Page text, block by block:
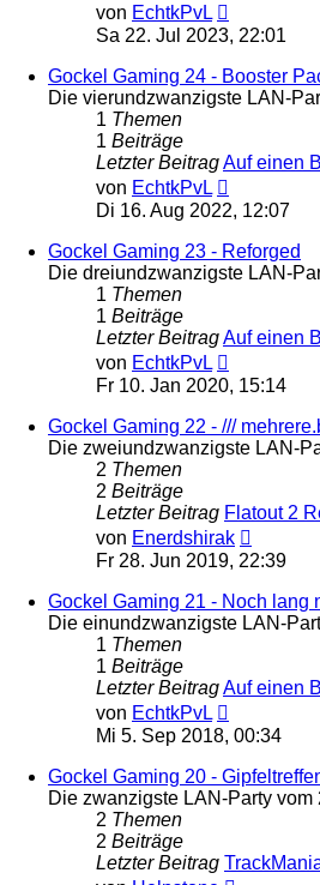
von EchtkPvL
Beitrag
Sa 22. Jul 2023, 22:01
Gockel Gaming 24 - Booster
Die vierundzwanzigste LAN-
1 Themen
1 Beiträge
Letzter BeitragAuf einen
von EchtkPvL
Beitrag
Di 16. Aug 2022, 12:07
Gockel Gaming 23 - Reforged
Die dreiundzwanzigste LAN-
1 Themen
1 Beiträge
Letzter BeitragAuf einen
von EchtkPvL
Beitrag
Fr 10. Jan 2020, 15:14
Gockel Gaming 22 - ///
Die zweiundzwanzigste LAN-
2 Themen
2 Beiträge
Letzter Beitrag Flatout 2
von Enerdshirak
Beitrag
Fr 28. Jun 2019, 22:39
Gockel Gaming 21 - Noch lang
Die einundzwanzigste LAN-
1 Themen
1 Beiträge
Letzter BeitragAuf einen
von EchtkPvL
Beitrag
Mi 5. Sep 2018, 00:34
Gockel Gaming 20 -
Die zwanzigste LAN-Party
2 Themen
2 Beiträge
Letzter Beitrag